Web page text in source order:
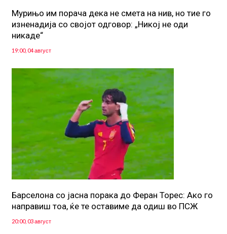
Мурињо им порача дека не смета на нив, но тие го
изненадија со својот одговор: „Никој не оди
никаде“
19:00, 04 август
Барселона со јасна порака до Феран Торес: Ако го
направиш тоа, ќе те оставиме да одиш во ПСЖ
20:00, 03 август